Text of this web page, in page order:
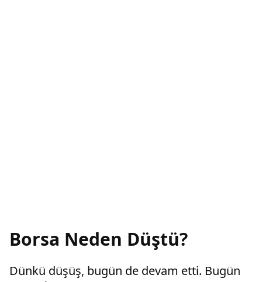
Borsa Neden Düştü?
Dünkü düşüş, bugün de devam etti. Bugün